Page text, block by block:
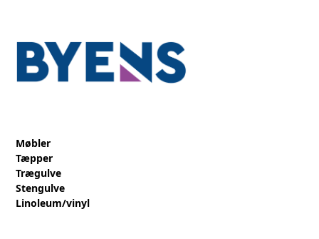
Møbler
Tæpper
Trægulve
Stengulve
Linoleum/vinyl